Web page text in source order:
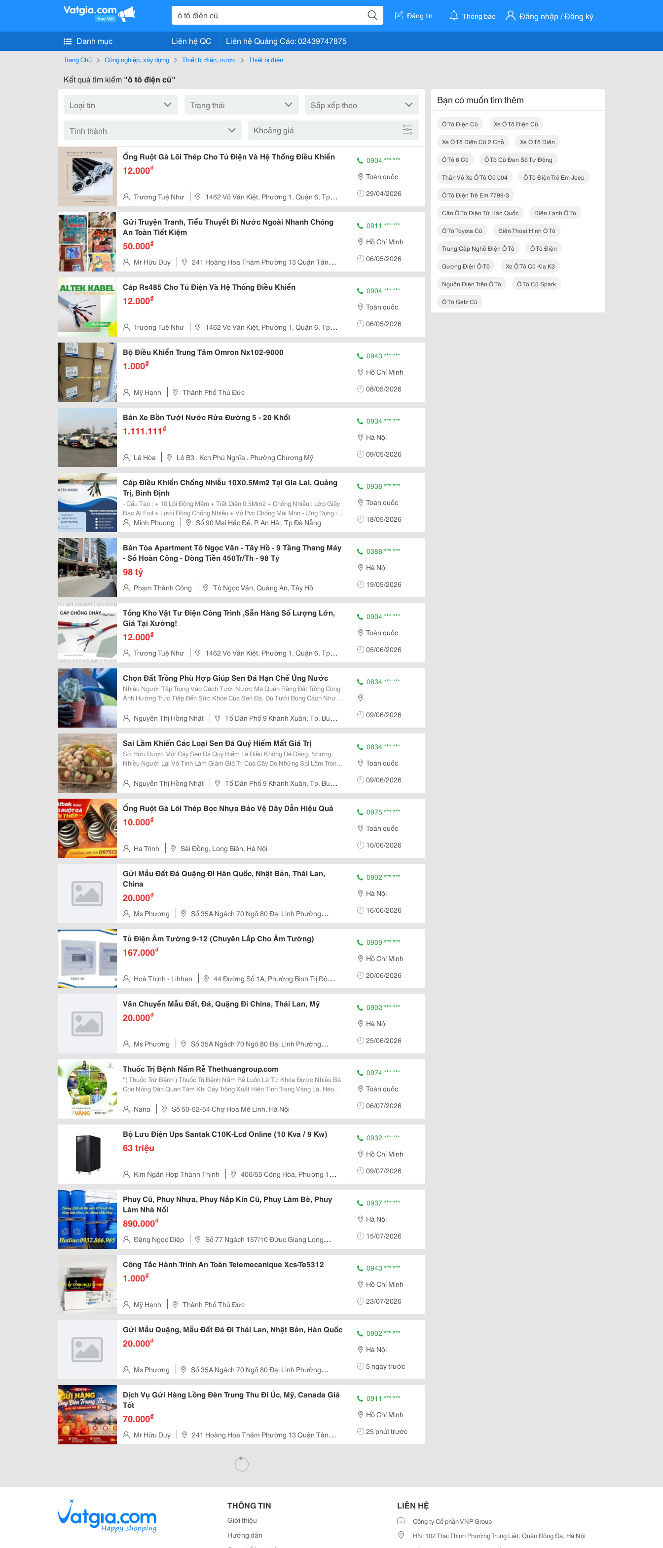
Đăng tin Thông báo Đăng nhập / Đăng ký
Danh mục Liên hệ QC Liên hệ Quảng Cáo: 02439747875
Trang Chủ Công nghiệp, xây dựng Thiết bị điện, nước Thiết bị điện
Kết quả tìm kiếm "ô tô điện cũ"
Khoảng giá
Ống Ruột Gà Lõi Thép Cho Tủ Điện Và Hệ Thống Điều Khiển
12.000₫
Trương Tuệ Như
1462 Võ Văn Kiệt, Phường 1, Quận 6, Tp.
Hcm
0904 *** ***
Toàn quốc
29/04/2026
Gửi Truyện Tranh, Tiểu Thuyết Đi Nước Ngoài Nhanh Chóng
An Toàn Tiết Kiệm
50.000₫
Mr Hữu Duy
241 Hoàng Hoa Thám Phường 13 Quận Tân
Bình
0911 *** ***
Hồ Chí Minh
06/05/2026
Cáp Rs485 Cho Tủ Điện Và Hệ Thống Điều Khiển
12.000₫
Trương Tuệ Như
1462 Võ Văn Kiệt, Phường 1, Quận 6, Tp.
Hcm
0904 *** ***
Toàn quốc
06/05/2026
Bộ Điều Khiển Trung Tâm Omron Nx102-9000
1.000₫
Mỹ Hạnh Thành Phố Thủ Đức
0943 *** ***
Hồ Chí Minh
08/05/2026
Bán Xe Bồn Tưới Nước Rửa Đường 5 - 20 Khối
1.111.111 ₫
Lê Hòa Lô B3 . Kcn Phú Nghĩa . Phường Chương Mỹ
0934 *** ***
Hà Nội
09/05/2026
Cáp Điều Khiển Chống Nhiễu 10X0.5Mm2 Tại Gia Lai, Quảng
Trị, Bình Định
- Cấu Tạo : + 10 Lõi Đồng Mềm + Tiết Diện 0.5Mm2 + Chống Nhiễu : Lớp Giấy
Bạc Al Foil + Lưới Đồng Chống Nhiễu + Vỏ Pvc Chống Mài Mòn - Ứng Dụng : +
Tủ Điện Công Nghiệp + Plc + Điều Khiển Máy Móc + Hệ Thống Tự Động Hóa -
Cam Kết: ...
Minh Phuong Số 90 Mai Hắc Đế, P. An Hải, Tp Đà Nẵng
0938 *** ***
Toàn quốc
18/05/2026
Bán Tòa Apartment Tô Ngọc Vân - Tây Hồ - 9 Tầng Thang Máy
- Sổ Hoàn Công - Dòng Tiền 450Tr/Th - 98 Tỷ
98 tỷ
Phạm Thành Công Tô Ngọc Vân, Quảng An, Tây Hồ
0388 *** ***
Hà Nội
19/05/2026
Tổng Kho Vật Tư Điện Công Trình ,Sẵn Hàng Số Lượng Lớn,
Giá Tại Xưởng!
12.000₫
Trương Tuệ Như
1462 Võ Văn Kiệt, Phường 1, Quận 6, Tp.
Hcm
0904 *** ***
Toàn quốc
05/06/2026
Chọn Đất Trồng Phù Hợp Giúp Sen Đá Hạn Chế Úng Nước
Nhiều Người Tập Trung Vào Cách Tưới Nước Mà Quên Rằng Đất Trồng Cũng
Ảnh Hưởng Trực Tiếp Đến Sức Khỏe Của Sen Đá. Dù Tưới Đúng Cách Nhưng
Hợp Với Môi Trường Đất Tơi Xốp Và Thoát...
Nguyễn Thị Hồng Nhật
Tổ Dân Phố 9 Khánh Xuân, Tp. Buôn
Ma Thuột, Đắk Lắk
0834 *** ***
09/06/2026
Sai Lầm Khiến Các Loại Sen Đá Quý Hiếm Mất Giá Trị
Sở Hữu Được Một Cây Sen Đá Quý Hiếm Là Điều Không Dễ Dàng, Nhưng
Nhiều Người Lại Vô Tình Làm Giảm Giá Trị Của Cây Do Những Sai Lầm Trong
Này Không Chỉ Làm Cây Suy Yếu Mà Còn Ảnh...
Nguyễn Thị Hồng Nhật
Tổ Dân Phố 9 Khánh Xuân, Tp. Buôn
Ma Thuột, Đắk Lắk
0834 *** ***
Toàn quốc
09/06/2026
Ống Ruột Gà Lõi Thép Bọc Nhựa Bảo Vệ Dây Dẫn Hiệu Quả
10.000₫
Ha Trinh Sài Đồng, Long Biên, Hà Nội
0975 *** ***
Toàn quốc
10/06/2026
Gửi Mẫu Đất Đá Quặng Đi Hàn Quốc, Nhật Bản, Thái Lan,
China
20.000₫
Ms Phương
Số 35A Ngách 70 Ngõ 80 Đại Linh Phường
Trung Văn Quận Nam Từ Liêm Hn
0902 *** ***
Hà Nội
16/06/2026
Tủ Điện Âm Tường 9-12 (Chuyên Lắp Cho Âm Tường)
167.000₫
Hoà Thịnh - Lihhan
44 Đường Số 1A, Phường Bình Trị Đông
B, Quận Bình Tân
0909 *** ***
Hồ Chí Minh
20/06/2026
Vân Chuyển Mẫu Đất, Đá, Quặng Đi China, Thái Lan, Mỹ
20.000₫
Ms Phương
Số 35A Ngách 70 Ngõ 80 Đại Linh Phường
Trung Văn Quận Nam Từ Liêm Hn
0902 *** ***
Hà Nội
25/06/2026
Thuốc Trị Bệnh Nấm Rễ Thethuangroup.com
"( Thuốc Trừ Bệnh ) Thuốc Trị Bệnh Nấm Rễ Luôn Là Từ Khóa Được Nhiều Bà
Con Nông Dân Quan Tâm Khi Cây Trồng Xuất Hiện Tình Trạng Vàng Lá, Héo
Thực Tế, Phần Rễ Chính Là &Ldquo;Trái Tim...
Nana Số 50-52-54 Chợ Hoa Mê Linh, Hà Nội
0974 *** ***
Toàn quốc
06/07/2026
Bộ Lưu Điện Ups Santak C10K-Lcd Online (10 Kva / 9 Kw)
63 triệu
Kim Ngân Hợp Thành Thịnh
406/55 Cộng Hòa, Phường 13,
Quận Tân Bình
0932 *** ***
Hồ Chí Minh
09/07/2026
Phuy Cũ, Phuy Nhựa, Phuy Nắp Kín Cũ, Phuy Làm Bè, Phuy
Làm Nhà Nổi
890.000₫
Đặng Ngọc Diệp
Số 77 Ngách 157/10 Đứuc Giang Long
Biên Hà Nội
0937 *** ***
Hà Nội
15/07/2026
Công Tắc Hành Trình An Toàn Telemecanique Xcs-Te5312
1.000₫
Mỹ Hạnh Thành Phố Thủ Đức
0943 *** ***
Hồ Chí Minh
23/07/2026
Gửi Mẫu Quặng, Mẫu Đất Đá Đi Thái Lan, Nhật Bản, Hàn Quốc
20.000₫
Ms Phương
Số 35A Ngách 70 Ngõ 80 Đại Linh Phường
Trung Văn Quận Nam Từ Liêm Hn
0902 *** ***
Hà Nội
5 ngày trước
Dịch Vụ Gửi Hàng Lồng Đèn Trung Thu Đi Úc, Mỹ, Canada Giá
Tốt
70.000₫
Mr Hữu Duy
241 Hoàng Hoa Thám Phường 13 Quận Tân
Bình
0911 *** ***
Hồ Chí Minh
25 phút trước
Bạn có muốn tìm thêm
Ô Tô Điện Cũ Xe Ô Tô Điện Cũ
Xe Ô Tô Điện Cũ 2 Chỗ Xe Ô Tô Điện
Ô Tô 6 Cũ Ô Tô Cũ Đen Số Tự Động
Thân Vỏ Xe Ô Tô Cũ 004 Ô Tô Điện Trẻ Em Jeep
Ô Tô Điện Trẻ Em 7799-3
Cân Ô Tô Điện Tử Hàn Quốc Điện Lạnh Ô Tô
Ô Tô Toyota Cũ Điện Thoại Hình Ô Tô
Trung Cấp Nghề Điện Ô Tô Ô Tô Điện
Gương Điện Ô-Tô Xe Ô Tô Cũ Kia K3
Nguồn Điện Trên Ô Tô Ô Tô Cũ Spark
Ô Tô Getz Cũ
THÔNG TIN
Giới thiệu
Hướng dẫn
LIÊN HỆ
Công ty Cổ phần VNP Group
HN: 102 Thái Thịnh Phường Trung Liệt, Quận Đống Đa, Hà Nội